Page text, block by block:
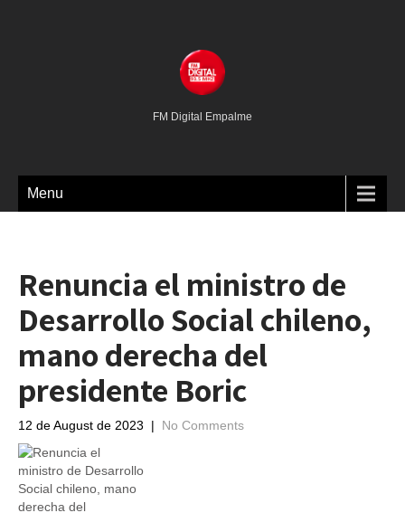
FM Digital Empalme
Menu
Renuncia el ministro de
Desarrollo Social chileno,
mano derecha del
presidente Boric
12 de August de 2023 | No Comments